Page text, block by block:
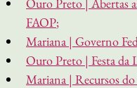
FAOP;
Mariana | Governo
Ouro Preto | Festa da
Mariana | Recursos do